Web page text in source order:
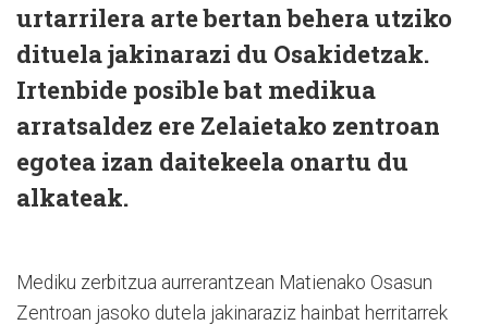
urtarrilera arte bertan behera utziko
dituela jakinarazi du Osakidetzak.
Irtenbide posible bat medikua
arratsaldez ere Zelaietako zentroan
egotea izan daitekeela onartu du
alkateak.
Mediku zerbitzua aurrerantzean Matienako Osasun
Zentroan jasoko dutela jakinaraziz hainbat herritarrek